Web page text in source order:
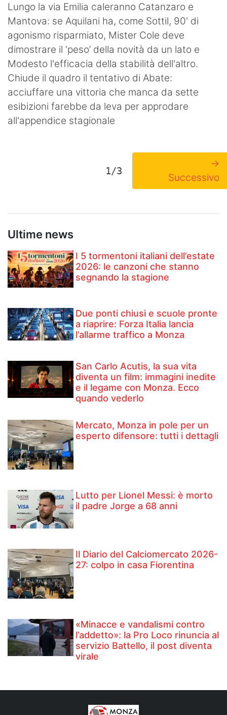
Lungo la via Emilia caleranno Catanzaro e
Mantova: se Aquilani ha, come Sottil, 90' di
agonismo risparmiato, Mister Cole deve
dimostrare il ‘peso’ della novità da un lato e
Modesto l'efficacia della stabilità dell'altro.
Chiude il quadro il tentativo di Abate:
acciuffare una vittoria che manca da sette
esibizioni farebbe da leva per approdare
all'appendice stagionale
1/3
→
Successivo
Ultime news
I 5 tormentoni italiani dell’estate
2026: le canzoni che stanno
segnando la stagione
Due ponti chiusi e scuole pronte
a riaprire: Forza Italia lancia
l’allarme traffico a Monza
San Carlo Acutis, la sua vita
diventa un film: immagini inedite
e il legame con Monza. Ecco
quando vederlo
Mercato, Monza in pole per un
esperto difensore: tutti i dettagli
Lutto per Lionel Messi: è morto
il padre Jorge a 68 anni
Il Diario del Calciomercato 2026-
27: colpo in casa Fiorentina
«Minacce e vandalismi contro
l’addetto»: la Pro Loco rinuncia al
servizio Battello, il post diventa
virale